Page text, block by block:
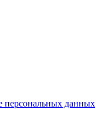
персональных данных